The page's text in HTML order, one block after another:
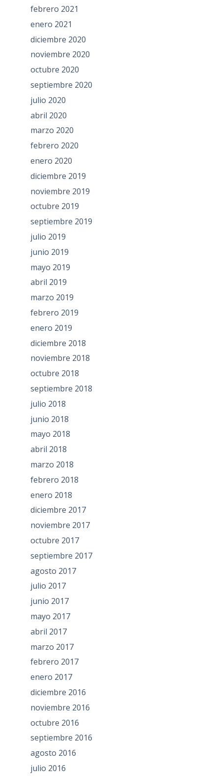
febrero 2021
enero 2021
diciembre 2020
noviembre 2020
octubre 2020
septiembre 2020
julio 2020
abril 2020
marzo 2020
febrero 2020
enero 2020
diciembre 2019
noviembre 2019
octubre 2019
septiembre 2019
julio 2019
junio 2019
mayo 2019
abril 2019
marzo 2019
febrero 2019
enero 2019
diciembre 2018
noviembre 2018
octubre 2018
septiembre 2018
julio 2018
junio 2018
mayo 2018
abril 2018
marzo 2018
febrero 2018
enero 2018
diciembre 2017
noviembre 2017
octubre 2017
septiembre 2017
agosto 2017
julio 2017
junio 2017
mayo 2017
abril 2017
marzo 2017
febrero 2017
enero 2017
diciembre 2016
noviembre 2016
octubre 2016
septiembre 2016
agosto 2016
julio 2016